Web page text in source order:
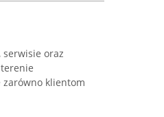
oraz
klientom